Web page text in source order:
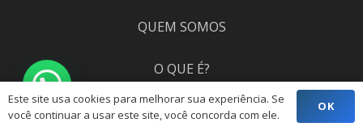
QUEM SOMOS
O QUE É?
PROJETOS
Este site usa cookies para melhorar sua experiência. Se
você continuar a usar este site, você concorda com ele.
OK